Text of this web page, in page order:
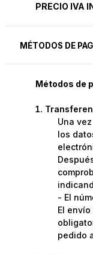
PRECIO IVA
MÉTODOS DE
Métodos de
Una
los
- El
El
pedido